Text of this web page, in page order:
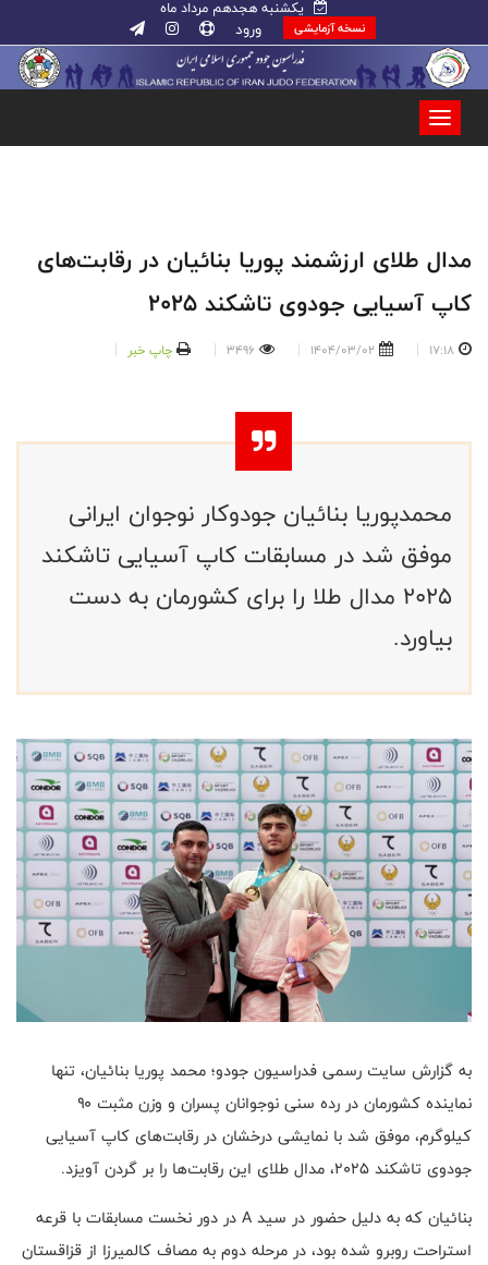
یکشنبه هجدهم مرداد ماه
نسخه آزمایشی ورود
مدال طلای ارزشمند پوریا بنائیان در رقابت‌های
کاپ آسیایی جودوی تاشکند ۲۰۲۵
17:18
1404/03/02
3496 چاپ خبر
محمدپوریا بنائیان جودوکار نوجوان ایرانی
موفق شد در مسابقات کاپ آسیایی تاشکند
۲۰۲۵ مدال طلا را برای کشورمان به دست
بیاورد.
به گزارش سایت رسمی فدراسیون جودو؛ محمد پوریا بنائیان، تنها
نماینده کشورمان در رده سنی نوجوانان پسران و وزن مثبت ۹۰
کیلوگرم، موفق شد با نمایشی درخشان در رقابت‌های کاپ آسیایی
جودوی تاشکند ۲۰۲۵، مدال طلای این رقابت‌ها را بر گردن آویزد.
بنائیان که به دلیل حضور در سید A در دور نخست مسابقات با قرعه
استراحت روبرو شده بود، در مرحله دوم به مصاف کالمیرزا از قزاقستان